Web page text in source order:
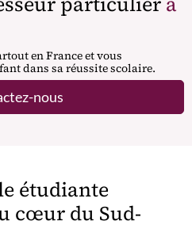
en France et vous
dans sa réussite scolaire.
nous
étudiante
cœur du Sud-